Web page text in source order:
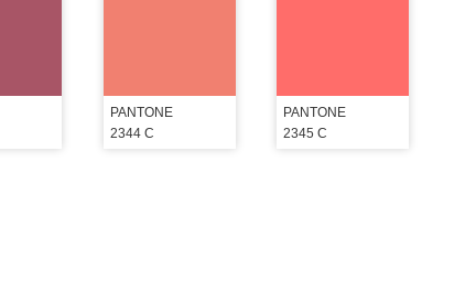
PANTONE
2344 C
PANTONE
2345 C